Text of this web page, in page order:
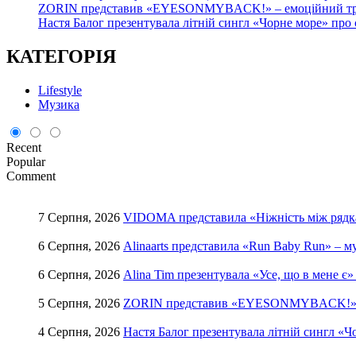
ZORIN представив «EYESONMYBACK!» – емоційний
Настя Балог презентувала літній сингл «Чорне море»
КАТЕГОРІЯ
Lifestyle
Музика
Recent
Popular
Comment
7 Серпня, 2026 VIDOMA представила «Ніжність між
6 Серпня, 2026 Alinaarts представила «Run Baby Run» –
6 Серпня, 2026 Alina Tim презентувала «Усе, що в мене
5 Серпня, 2026 ZORIN представив «EYESONMYBACK!»
4 Серпня, 2026 Настя Балог презентувала літній сингл